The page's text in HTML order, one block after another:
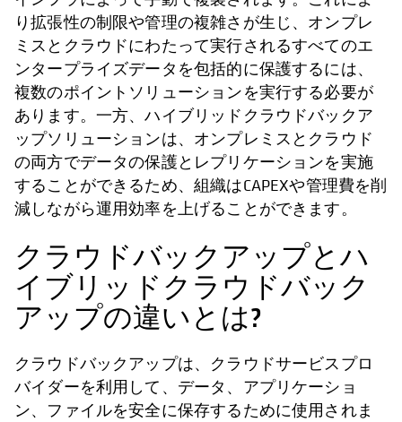
り拡張性の制限や管理の複雑さが生じ、オンプレ
ミスとクラウドにわたって実行されるすべてのエ
ンタープライズデータを包括的に保護するには、
複数のポイントソリューションを実行する必要が
あります。一方、ハイブリッドクラウドバックア
ップソリューションは、オンプレミスとクラウド
の両方でデータの保護とレプリケーションを実施
することができるため、組織はCAPEXや管理費を削
減しながら運用効率を上げることができます。
クラウドバックアップとハ
イブリッドクラウドバック
アップの違いとは?
クラウドバックアップは、クラウドサービスプロ
バイダーを利用して、データ、アプリケーショ
ン、ファイルを安全に保存するために使用されま